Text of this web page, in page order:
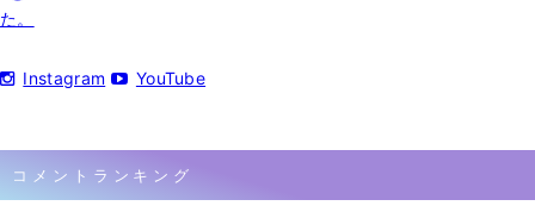
た。
Instagram YouTube
コメントランキング